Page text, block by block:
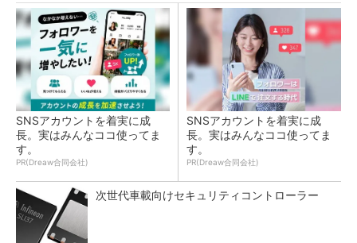
SNSアカウントを着実に成
長。実はみんなココ使ってま
す。
PR(Dreaw合同会社)
SNSアカウントを着実に成
長。実はみんなココ使ってま
す。
PR(Dreaw合同会社)
次世代車載向けセキュリティコントローラー